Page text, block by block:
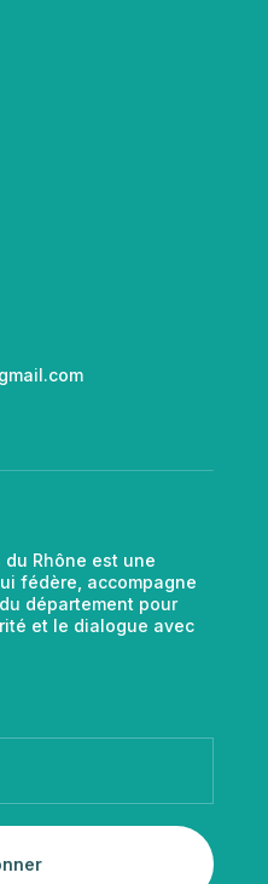
Rhône est une
fédère, accompagne
département pour
et le dialogue avec